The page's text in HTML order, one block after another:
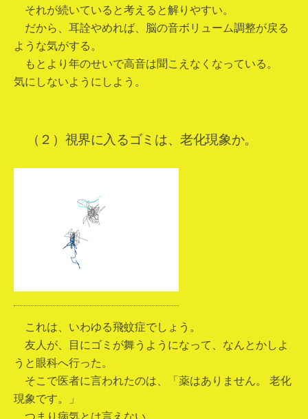
それが続いていると考えると解りやすい。
だから、耳詮やめれば、脳の音ボリューム調整が戻る
ような気がする。
もとより年のせいで高音は聞こえなくなっている。
気にしないようにしよう。
（２）視界に入るゴミは、老化現象か。
これは、いわゆる飛蚊症でしょう。
友人が、目にゴミが舞うようになって、なんとかしよ
うと眼科へ行った。
そこで医者に言われたのは、「薬はありません。 老化
現象です。」